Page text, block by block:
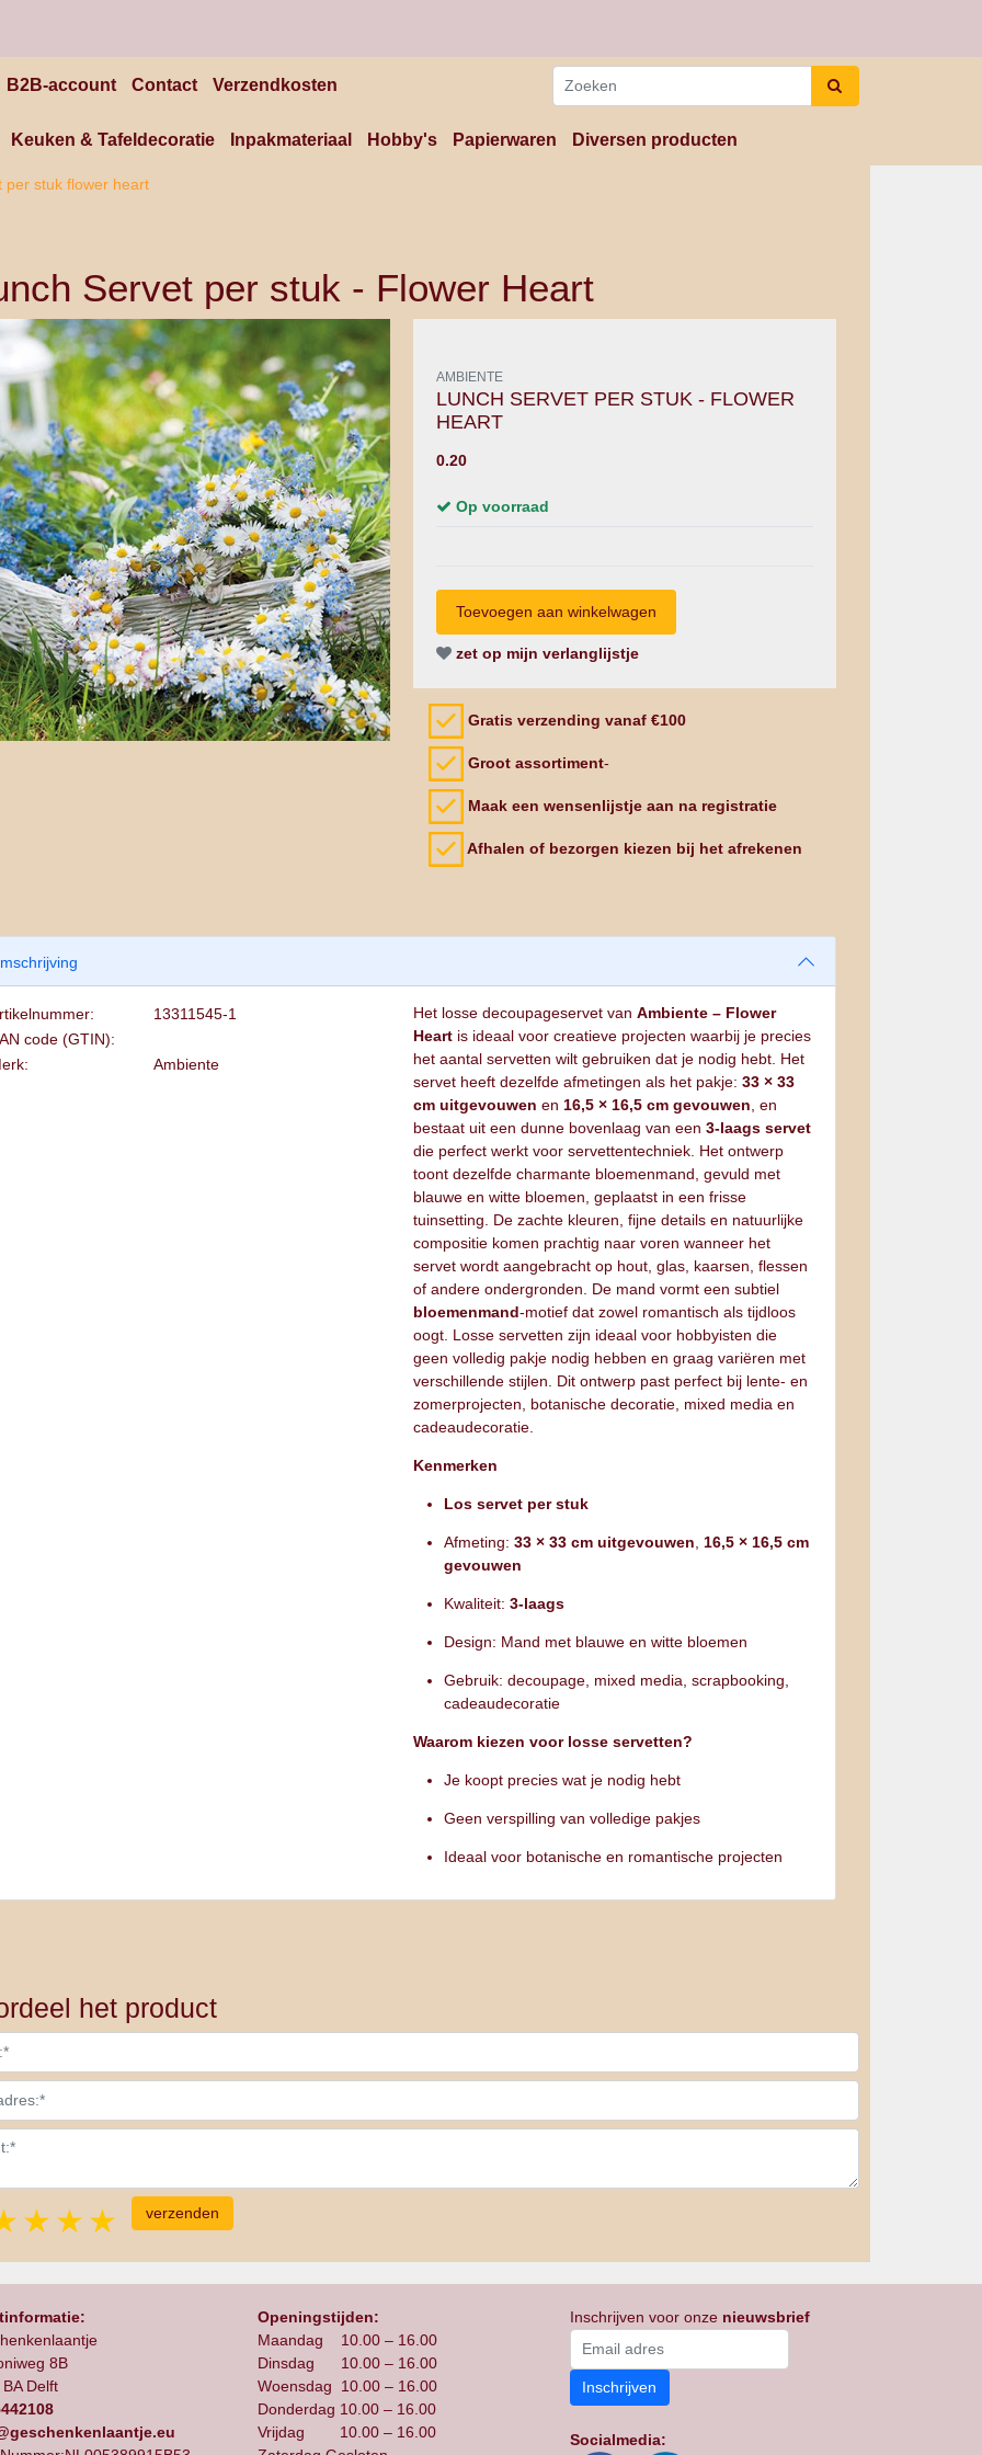
B2B-account Contact Verzendkosten
Keuken & Tafeldecoratie Inpakmateriaal Hobby's Papierwaren Diversen producten
per stuk flower heart
Servet per stuk - Flower Heart
AMBIENTE
LUNCH SERVET PER STUK - FLOWER
HEART
0.20
Op voorraad
zet op mijn verlanglijstje
Gratis verzending vanaf €100
Groot assortiment-
Maak een wensenlijstje aan na registratie
Afhalen of bezorgen kiezen bij het afrekenen
13311545-1
code (GTIN):
Ambiente
Het losse decoupageservet van Ambiente – Flower
Heart is ideaal voor creatieve projecten waarbij je precies
het aantal servetten wilt gebruiken dat je nodig hebt. Het
servet heeft dezelfde afmetingen als het pakje: 33 × 33
cm uitgevouwen en 16,5 × 16,5 cm gevouwen, en
bestaat uit een dunne bovenlaag van een 3‑laags servet
die perfect werkt voor servettentechniek. Het ontwerp
toont dezelfde charmante bloemenmand, gevuld met
blauwe en witte bloemen, geplaatst in een frisse
tuinsetting. De zachte kleuren, fijne details en natuurlijke
compositie komen prachtig naar voren wanneer het
servet wordt aangebracht op hout, glas, kaarsen, flessen
of andere ondergronden. De mand vormt een subtiel
bloemenmand‑motief dat zowel romantisch als tijdloos
oogt. Losse servetten zijn ideaal voor hobbyisten die
geen volledig pakje nodig hebben en graag variëren met
verschillende stijlen. Dit ontwerp past perfect bij lente‑ en
zomerprojecten, botanische decoratie, mixed media en
cadeaudecoratie.
Kenmerken
Los servet per stuk
Afmeting: 33 × 33 cm uitgevouwen, 16,5 × 16,5 cm
gevouwen
Kwaliteit: 3‑laags
Design: Mand met blauwe en witte bloemen
Gebruik: decoupage, mixed media, scrapbooking,
cadeaudecoratie
Waarom kiezen voor losse servetten?
Je koopt precies wat je nodig hebt
Geen verspilling van volledige pakjes
Ideaal voor botanische en romantische projecten
het product
5 stars
4 stars
3 stars
2 stars
star
8B
Delft
Openingstijden:
Maandag 10.00 – 16.00
Dinsdag 10.00 – 16.00
Woensdag 10.00 – 16.00
Donderdag 10.00 – 16.00
Vrijdag 10.00 – 16.00
Inschrijven voor onze nieuwsbrief
Inschrijven
Socialmedia: